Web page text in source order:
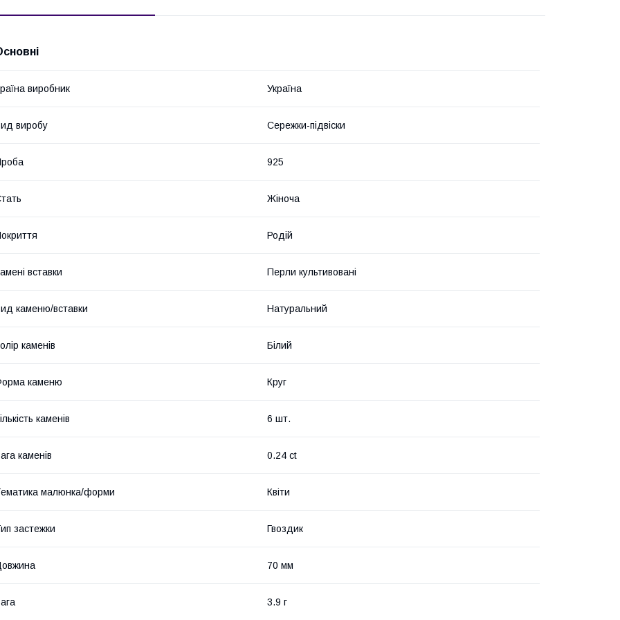
виробник Україна
виробу Сережки-підвіски
925
Жіноча
Родій
вставки Перли культивовані
каменю/вставки Натуральний
каменів Білий
каменю Круг
каменів 6 шт.
каменів 0.24 ct
малюнка/форми Квіти
застежки Гвоздик
70 мм
3.9 г